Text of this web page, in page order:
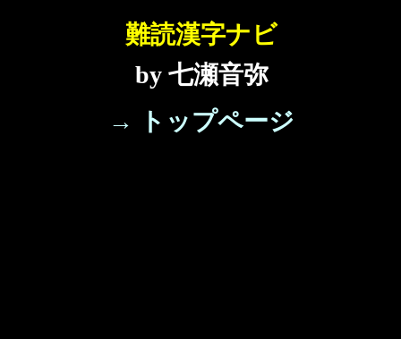
難読漢字ナビ
by 七瀬音弥
→ トップページ